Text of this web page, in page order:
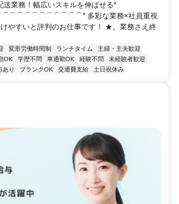
送業務！幅広いスキルを伸ばせる*
多彩な業務×社員重視
やすいと評判のお仕事です！ ★。業務さえ終
変形労働時間制 ランチタイム
主婦・主夫歓迎
OK 学歴不問 車通勤OK 経験不問
未経験者歓迎
あり ブランクOK 交通費支給 土日祝休み